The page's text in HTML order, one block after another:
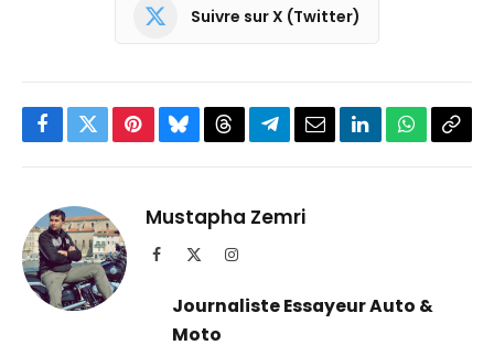
Suivre sur X (Twitter)
Facebook
TwitterPinterestBlueskyThreadsPartager
Telegram
EmailLinkedInWhatsApp
Mustapha Zemri
Facebook Instagram
Journaliste Essayeur Auto &
Moto